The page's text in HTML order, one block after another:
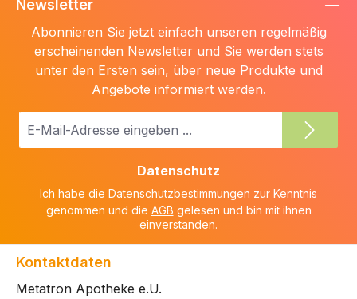
Newsletter
Abonnieren Sie jetzt einfach unseren regelmäßig
erscheinenden Newsletter und Sie werden stets
unter den Ersten sein, über neue Produkte und
Angebote informiert werden.
E-
Datenschutz
Ich habe die Datenschutzbestimmungen zur Kenntnis
genommen und die AGB gelesen und bin mit ihnen
einverstanden.
Kontaktdaten
Metatron Apotheke e.U.